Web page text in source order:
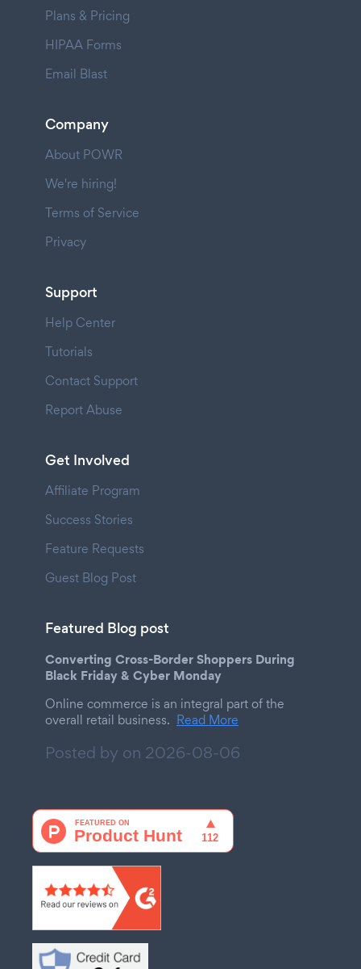
Plans & Pricing
HIPAA Forms
Email Blast
Company
About POWR
We're hiring!
Terms of Service
Privacy
Support
Help Center
Tutorials
Contact Support
Report Abuse
Get Involved
Affiliate Program
Success Stories
Feature Requests
Guest Blog Post
Featured Blog post
Converting Cross-Border Shoppers During
Black Friday & Cyber Monday
Online commerce is an integral part of the
overall retail business. Read More
Posted by on 2026-08-06